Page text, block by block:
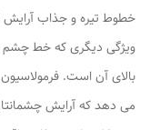
خطوط تیره و جذاب آرایش
بالای آن است.
می‌ دهد که آرایش